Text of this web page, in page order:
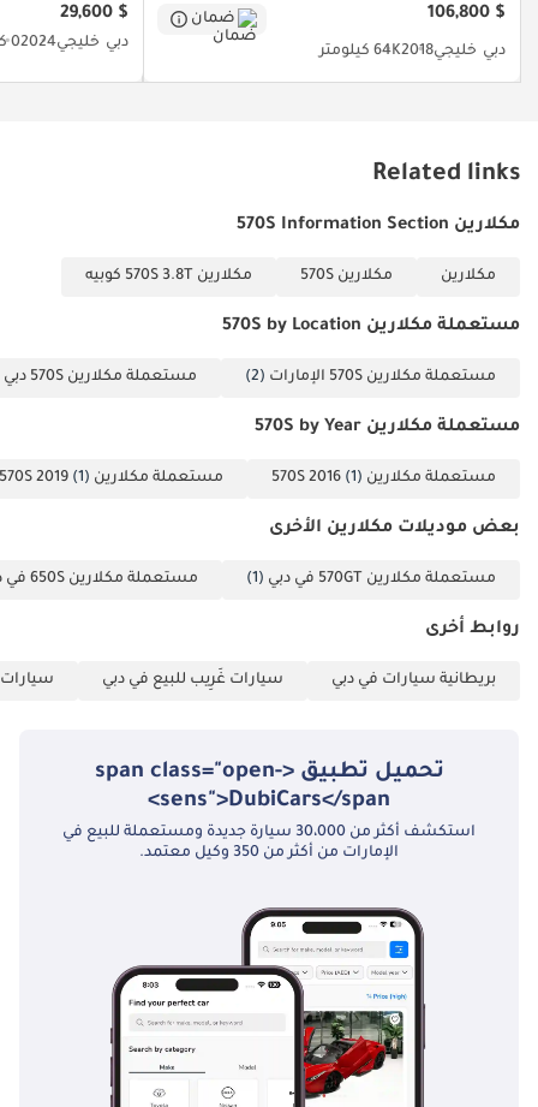
الإلكتروني: إنستغرام:
تيك توك: @zeusautos
$ 106,800
ضمان
دبي خليجي201864K كيلومتر
$ 29,600
دبي خليجي20240 كيلومتر
Related links
مكلارين 570S Information Section
مكلارين مكلارين 570S مكلارين 570S 3.8T كوبيه
مستعملة مكلارين 570S by Location
مستعملة مكلارين 570S الإمارات (2) مستعملة مكلارين 570S دبي
مستعملة مكلارين 570S by Year
مستعملة مكلارين 570S 2016 (1) مستعملة مكلارين 570S 2019 (1)
بعض موديلات مكلارين الأخرى
مستعملة مكلارين 570GT في دبي (1) مستعملة مكلارين 650S في دبي
روابط أخرى
بريطانية سيارات في دبي سيارات غَرِيب للبيع في دبي سيارات
تحميل تطبيق <span class="open-
sens">DubiCars</span>
استكشف أكثر من 30،000 سيارة جديدة ومستعملة للبيع في
الإمارات من أكثر من 350 وكيل معتمد.